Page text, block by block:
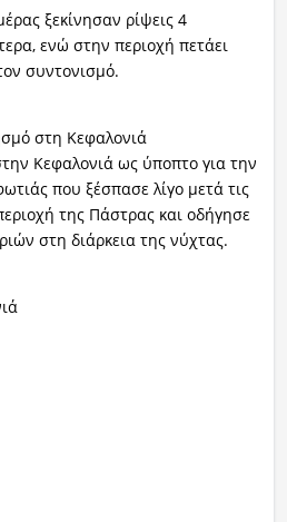
ξεκίνησαν ρίψεις 4
ενώ στην περιοχή πετάει
συντονισμό.
στη Κεφαλονιά
Κεφαλονιά ως ύποπτο για την
που ξέσπασε λίγο μετά τις
της Πάστρας και οδήγησε
στη διάρκεια της νύχτας.